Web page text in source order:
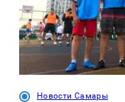
Новости Самары